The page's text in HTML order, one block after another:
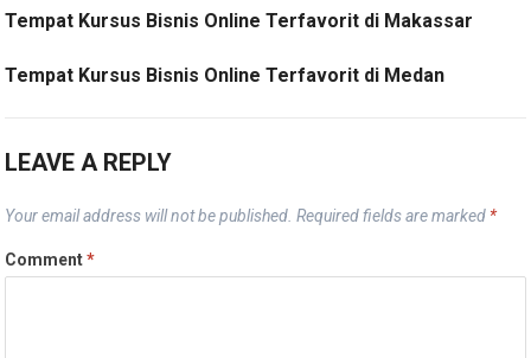
Tempat Kursus Bisnis Online Terfavorit di Makassar
Tempat Kursus Bisnis Online Terfavorit di Medan
LEAVE A REPLY
Your email address will not be published. Required fields are marked *
Comment*